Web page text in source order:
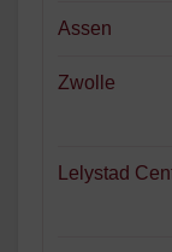
Assen
Zwolle
Lelystad